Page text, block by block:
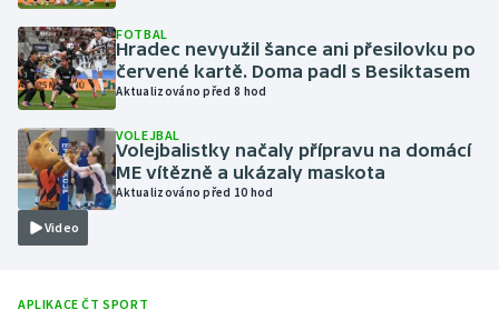
Olympijské hry
Parasport
Plavání
Plážový volejbal
Ragby
Rychlobruslení
FOTBAL
Hradec nevyužil šance ani přesilovku po
červené kartě. Doma padl s Besiktasem
Aktualizováno před 8 hod
Video
VOLEJBAL
Volejbalistky načaly přípravu na domácí
ME vítězně a ukázaly maskota
Aktualizováno před 10 hod
APLIKACE ČT SPORT